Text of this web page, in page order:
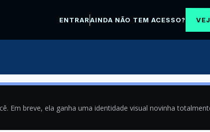
ENTRARAINDA NÃO TEM ACESSO?
Em breve, ela ganha uma identidade visual novinha